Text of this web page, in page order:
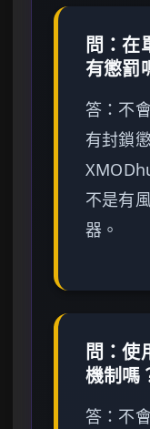
問：在
有懲罰
答：不
有封鎖
不是有
器。
問：使
機制嗎
答：不